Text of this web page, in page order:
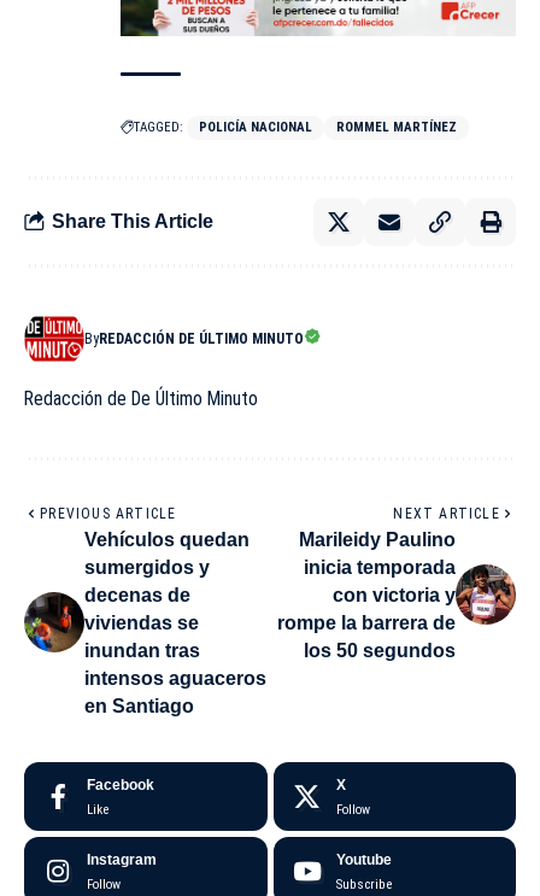
TAGGED: POLICÍA NACIONAL ROMMEL MARTÍNEZ
Share This Article
ByREDACCIÓN DE ÚLTIMO MINUTO
Redacción de De Último Minuto
PREVIOUS ARTICLE
Vehículos quedan
sumergidos y
decenas de
viviendas se
inundan tras
intensos aguaceros
en Santiago
NEXT ARTICLE
Marileidy Paulino
inicia temporada
con victoria y
rompe la barrera de
los 50 segundos
Facebook
Like
X
Follow
Instagram
Follow
Youtube
Subscribe